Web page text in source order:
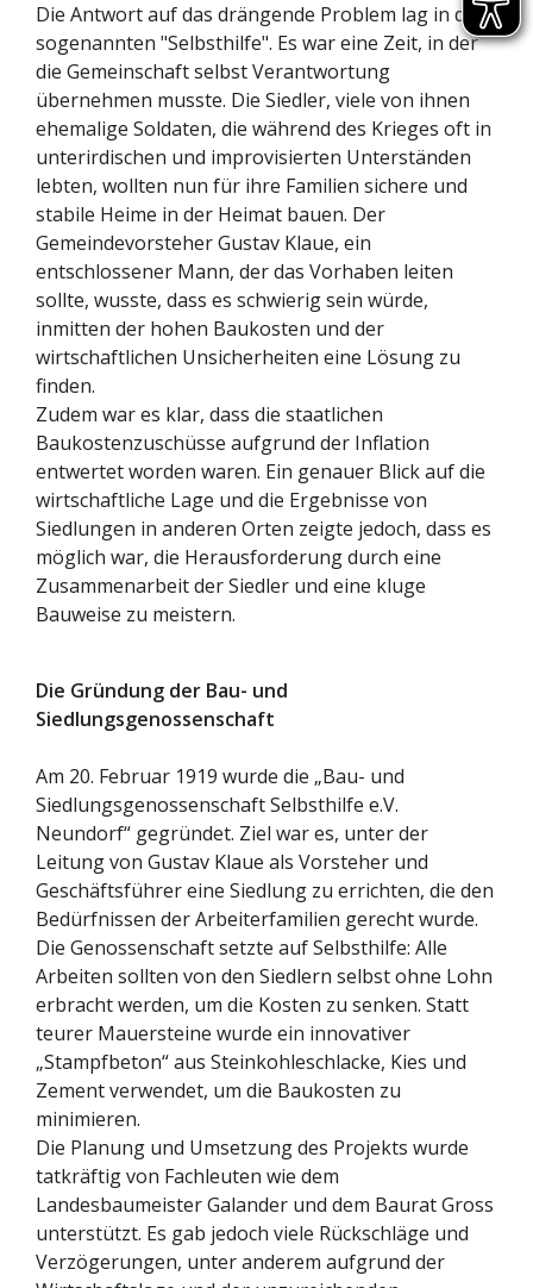
Die Antwort auf das drängende Problem lag in der
sogenannten "Selbsthilfe". Es war eine Zeit, in der
die Gemeinschaft selbst Verantwortung
übernehmen musste. Die Siedler, viele von ihnen
ehemalige Soldaten, die während des Krieges oft in
unterirdischen und improvisierten Unterständen
lebten, wollten nun für ihre Familien sichere und
stabile Heime in der Heimat bauen. Der
Gemeindevorsteher Gustav Klaue, ein
entschlossener Mann, der das Vorhaben leiten
sollte, wusste, dass es schwierig sein würde,
inmitten der hohen Baukosten und der
wirtschaftlichen Unsicherheiten eine Lösung zu
finden.
Zudem war es klar, dass die staatlichen
Baukostenzuschüsse aufgrund der Inflation
entwertet worden waren. Ein genauer Blick auf die
wirtschaftliche Lage und die Ergebnisse von
Siedlungen in anderen Orten zeigte jedoch, dass es
möglich war, die Herausforderung durch eine
Zusammenarbeit der Siedler und eine kluge
Bauweise zu meistern.
Die Gründung der Bau- und
Siedlungsgenossenschaft
Am 20. Februar 1919 wurde die „Bau- und
Siedlungsgenossenschaft Selbsthilfe e.V.
Neundorf“ gegründet. Ziel war es, unter der
Leitung von Gustav Klaue als Vorsteher und
Geschäftsführer eine Siedlung zu errichten, die den
Bedürfnissen der Arbeiterfamilien gerecht wurde.
Die Genossenschaft setzte auf Selbsthilfe: Alle
Arbeiten sollten von den Siedlern selbst ohne Lohn
erbracht werden, um die Kosten zu senken. Statt
teurer Mauersteine wurde ein innovativer
„Stampfbeton“ aus Steinkohleschlacke, Kies und
Zement verwendet, um die Baukosten zu
minimieren.
Die Planung und Umsetzung des Projekts wurde
tatkräftig von Fachleuten wie dem
Landesbaumeister Galander und dem Baurat Gross
unterstützt. Es gab jedoch viele Rückschläge und
Verzögerungen, unter anderem aufgrund der